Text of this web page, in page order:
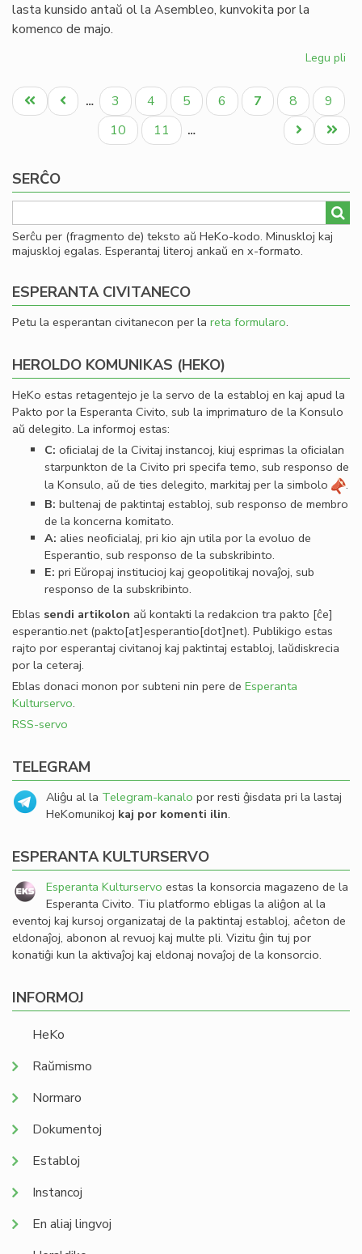
lasta kunsido antaŭ ol la Asembleo, kunvokita por la
komenco de majo.
Legu pli
Pagination
Unua
paĝo
Antaŭa
paĝo
… Paĝo
3 Paĝo
4 Paĝo
5 Paĝo
6
Aktuala
paĝo
7 Paĝo
8 Paĝo
9
Paĝo
10 Paĝo
11 …
Last
page
Next
page
SERĈO
Serĉu per (fragmento de) teksto aŭ HeKo-kodo. Minuskloj kaj
majuskloj egalas. Esperantaj literoj ankaŭ en x-formato.
ESPERANTA CIVITANECO
Petu la esperantan civitanecon per la reta formularo.
HEROLDO KOMUNIKAS (HEKO)
HeKo estas retagentejo je la servo de la establoj en kaj apud la
Pakto por la Esperanta Civito, sub la imprimaturo de la Konsulo
aŭ delegito. La informoj estas:
C: oﬁcialaj de la Civitaj instancoj, kiuj esprimas la oﬁcialan
starpunkton de la Civito pri specifa temo, sub responso de
la Konsulo, aŭ de ties delegito, markitaj per la simbolo
.
B: bultenaj de paktintaj establoj, sub responso de membro
de la koncerna komitato.
A: alies neoﬁcialaj, pri kio ajn utila por la evoluo de
Esperantio, sub responso de la subskribinto.
E: pri Eŭropaj institucioj kaj geopolitikaj novaĵoj, sub
responso de la subskribinto.
Eblas sendi artikolon aŭ kontakti la redakcion tra pakto [ĉe]
esperantio.net(pakto[at]esperantio[dot]net). Publikigo estas
rajto por esperantaj civitanoj kaj paktintaj establoj, laŭdiskrecia
por la ceteraj.
Eblas donaci monon por subteni nin pere de Esperanta
Kulturservo.
RSS-servo
TELEGRAM
Aliĝu al la Telegram-kanalo por resti ĝisdata pri la lastaj
HeKomunikoj kaj por komenti ilin.
ESPERANTA KULTURSERVO
Esperanta Kulturservo estas la konsorcia magazeno de la
Esperanta Civito. Tiu platformo ebligas la aliĝon al la
eventoj kaj kursoj organizataj de la paktintaj establoj, aĉeton de
eldonaĵoj, abonon al revuoj kaj multe pli. Vizitu ĝin tuj por
konatiĝi kun la aktivaĵoj kaj eldonaj novaĵoj de la konsorcio.
INFORMOJ
HeKo
Raŭmismo
Normaro
Dokumentoj
Establoj
Instancoj
En aliaj lingvoj